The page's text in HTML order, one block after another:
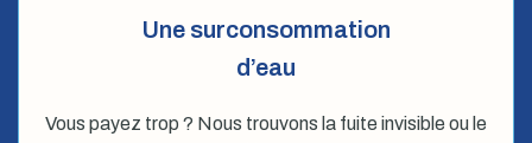
Une surconsommation
d’eau
Vous payez trop ? Nous trouvons la fuite invisible ou le